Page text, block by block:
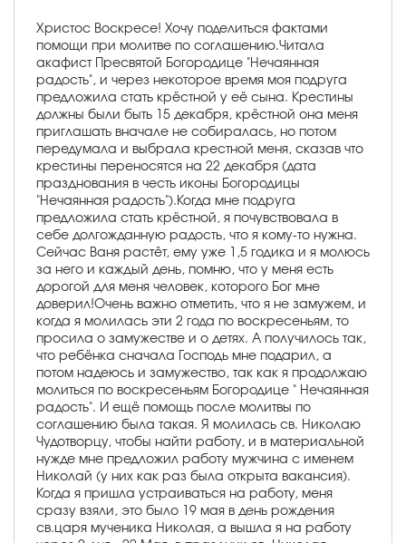
Христос Воскресе! Хочу поделиться фактами
помощи при молитве по соглашению.Читала
акафист Пресвятой Богородице "Нечаянная
радость", и через некоторое время моя подруга
предложила стать крёстной у её сына. Крестины
должны были быть 15 декабря, крёстной она меня
приглашать вначале не собиралась, но потом
передумала и выбрала крестной меня, сказав что
крестины переносятся на 22 декабря (дата
празднования в честь иконы Богородицы
"Нечаянная радость").Когда мне подруга
предложила стать крёстной, я почувствовала в
себе долгожданную радость, что я кому-то нужна.
Сейчас Ваня растёт, ему уже 1,5 годика и я молюсь
за него и каждый день, помню, что у меня есть
дорогой для меня человек, которого Бог мне
доверил!Очень важно отметить, что я не замужем, и
когда я молилась эти 2 года по воскресеньям, то
просила о замужестве и о детях. А получилось так,
что ребёнка сначала Господь мне подарил, а
потом надеюсь и замужество, так как я продолжаю
молиться по воскресеньям Богородице " Нечаянная
радость". И ещё помощь после молитвы по
соглашению была такая. Я молилась св. Николаю
Чудотворцу, чтобы найти работу, и в материальной
нужде мне предложил работу мужчина с именем
Николай (у них как раз была открыта вакансия).
Когда я пришла устраиваться на работу, меня
сразу взяли, это было 19 мая в день рождения
св.царя мученика Николая, а вышла я на работу